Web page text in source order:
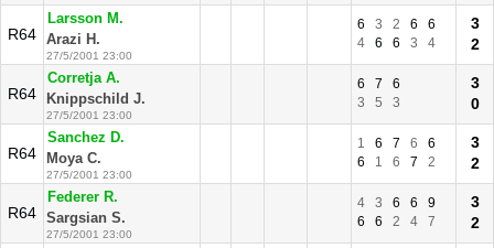
R64
Larsson M.
Arazi H.
27/5/2001 23:00
6 3 2 6
6
4
6 6 3 4
3
2
R64
Corretja A.
Knippschild J.
27/5/2001 23:00
6 7
6
3
5 3
3
0
R64
Sanchez D.
Moya C.
27/5/2001 23:00
1 6 7 6
6
6
1 6 7 2
3
2
R64
Federer R.
Sargsian S.
27/5/2001 23:00
4 3 6 6
9
6
6 2 4 7
3
2